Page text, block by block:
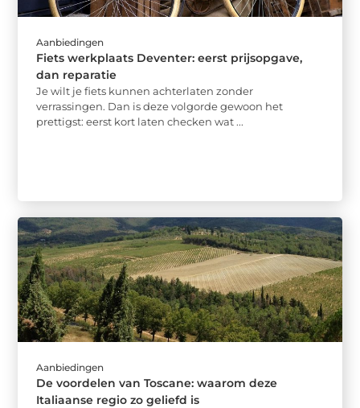
Aanbiedingen
Fiets werkplaats Deventer: eerst prijsopgave,
dan reparatie
Je wilt je fiets kunnen achterlaten zonder
verrassingen. Dan is deze volgorde gewoon het
prettigst: eerst kort laten checken wat ...
Aanbiedingen
De voordelen van Toscane: waarom deze
Italiaanse regio zo geliefd is